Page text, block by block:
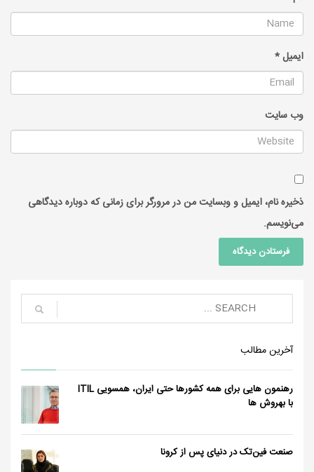
ایمیل*
وب‌ سایت
ذخیره نام، ایمیل و وبسایت من در مرورگر برای زمانی که دوباره دیدگاهی
می‌نویسم.
آخرین مطالب
رهنمون هایی برای همه کشورها حتی ایران، همسویی ITIL
با بهروش ها
صنعت فین‌تک در دنیای پس از کرونا